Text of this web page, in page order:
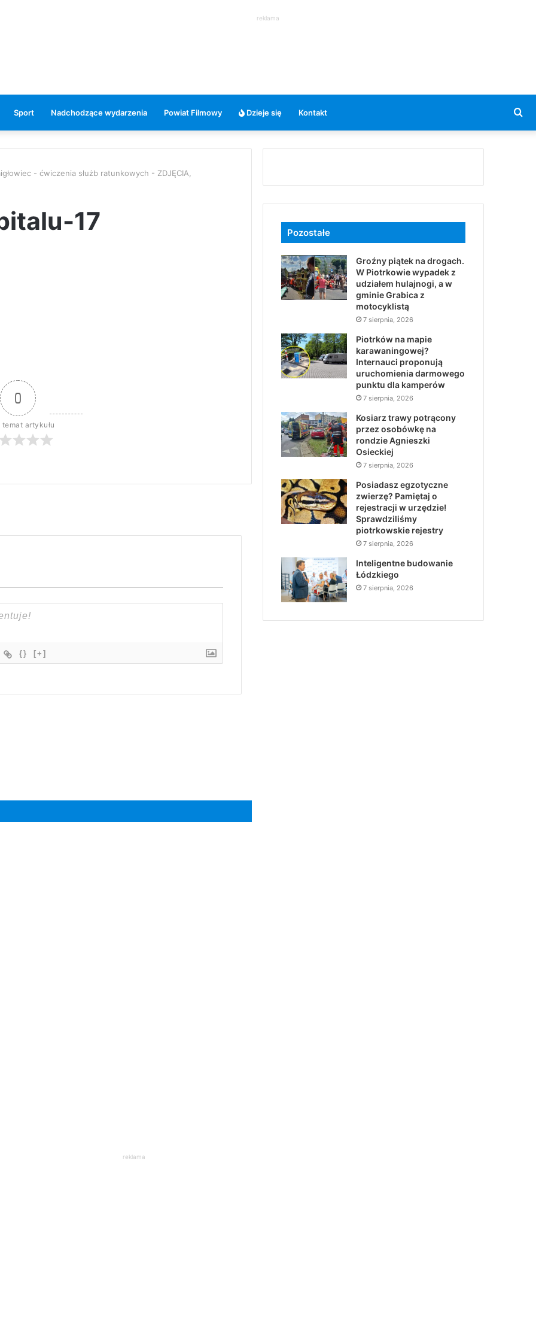
reklama
Sport Nadchodzące wydarzenia Powiat Filmowy Dzieje się Kontakt
- ćwiczenia służb ratunkowych - ZDJĘCIA,
17
0
temat artykułu
{} [+]
Pozostałe
Groźny piątek na drogach.
W Piotrkowie wypadek z
udziałem hulajnogi, a w
gminie Grabica z
motocyklistą
7 sierpnia, 2026
Piotrków na mapie
karawaningowej?
Internauci proponują
uruchomienia darmowego
punktu dla kamperów
7 sierpnia, 2026
Kosiarz trawy potrącony
przez osobówkę na
rondzie Agnieszki
Osieckiej
7 sierpnia, 2026
Posiadasz egzotyczne
zwierzę? Pamiętaj o
rejestracji w urzędzie!
Sprawdziliśmy
piotrkowskie rejestry
7 sierpnia, 2026
Inteligentne budowanie
Łódzkiego
7 sierpnia, 2026
reklama